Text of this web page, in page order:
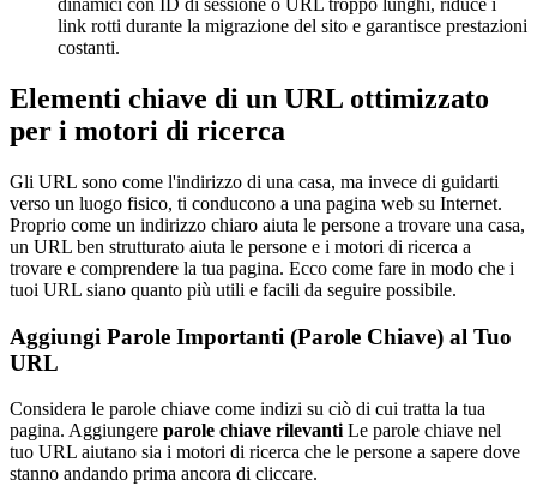
dinamici con ID di sessione o URL troppo lunghi, riduce i
link rotti durante la migrazione del sito e garantisce prestazioni
costanti.
Elementi chiave di un URL ottimizzato
per i motori di ricerca
Gli URL sono come l'indirizzo di una casa, ma invece di guidarti
verso un luogo fisico, ti conducono a una pagina web su Internet.
Proprio come un indirizzo chiaro aiuta le persone a trovare una casa,
un URL ben strutturato aiuta le persone e i motori di ricerca a
trovare e comprendere la tua pagina. Ecco come fare in modo che i
tuoi URL siano quanto più utili e facili da seguire possibile.
Aggiungi Parole Importanti (Parole Chiave) al Tuo
URL
Considera le parole chiave come indizi su ciò di cui tratta la tua
pagina. Aggiungere parole chiave rilevanti Le parole chiave nel
tuo URL aiutano sia i motori di ricerca che le persone a sapere dove
stanno andando prima ancora di cliccare.